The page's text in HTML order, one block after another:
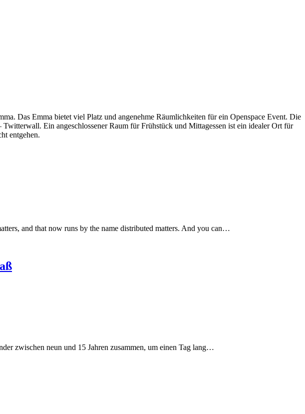
Das Emma bietet viel Platz und angenehme Räumlichkeiten für ein Openspace Event. Die
Ein angeschlossener Raum für Frühstück und Mittagessen ist ein idealer Ort für
entgehen.
and that now runs by the name distributed matters. And you can…
zwischen neun und 15 Jahren zusammen, um einen Tag lang…